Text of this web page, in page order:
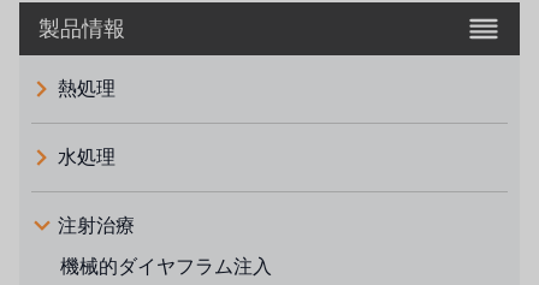
製品情報
熱処理
水処理
注射治療
機械的ダイヤフラム注入